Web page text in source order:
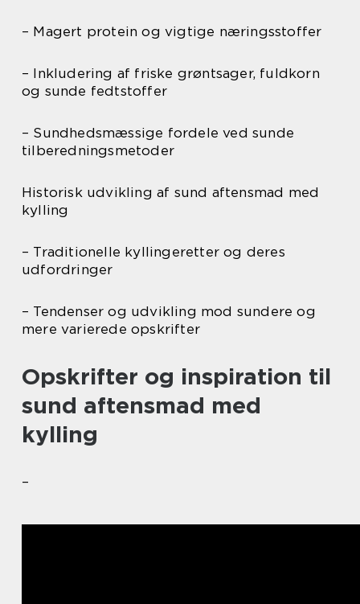
– Magert protein og vigtige næringsstoffer
– Inkludering af friske grøntsager, fuldkorn
og sunde fedtstoffer
– Sundhedsmæssige fordele ved sunde
tilberedningsmetoder
Historisk udvikling af sund aftensmad med
kylling
– Traditionelle kyllingeretter og deres
udfordringer
– Tendenser og udvikling mod sundere og
mere varierede opskrifter
Opskrifter og inspiration til
sund aftensmad med
kylling
–